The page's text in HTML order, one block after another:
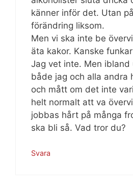
känner inför det. Utan
förändring liksom.
Men vi ska inte be
äta kakor. Kanske
Jag vet inte. Men ibland
både jag och alla andra
och mått om det inte
helt normalt att va
jobbas hårt på många
ska bli så. Vad tror du?
Svara